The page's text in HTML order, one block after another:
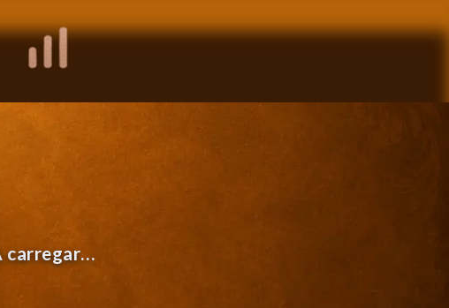
carregar…